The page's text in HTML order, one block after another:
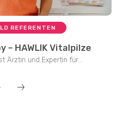
REFERENTEN
– HAWLIK Vitalpilze
Ärztin und Expertin für...